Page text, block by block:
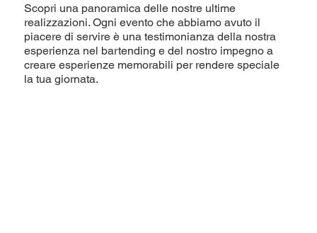
Scopri una panoramica delle nostre ultime
realizzazioni. Ogni evento che abbiamo avuto il
piacere di servire è una testimonianza della nostra
esperienza nel bartending e del nostro impegno a
creare esperienze memorabili per rendere speciale
la tua giornata.